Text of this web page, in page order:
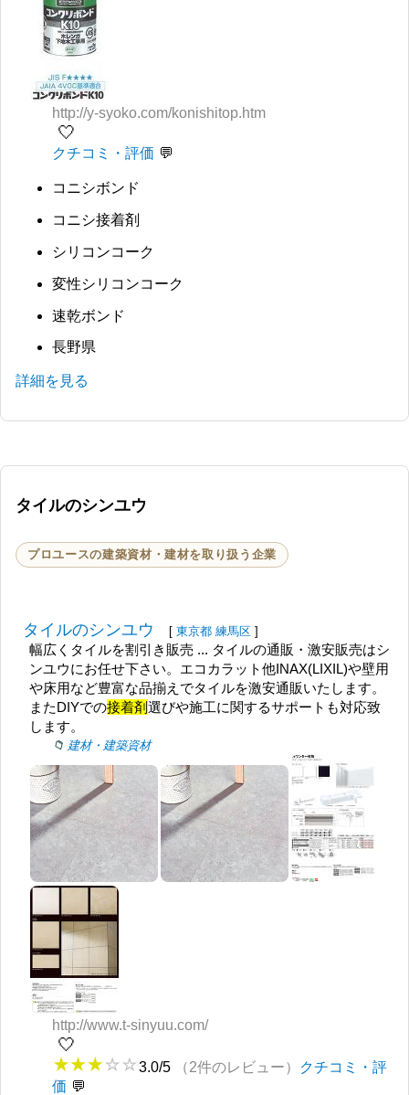
http://y-syoko.com/konishitop.htm
🤍
クチコミ・評価
コニシボンド
コニシ接着剤
シリコンコーク
変性シリコンコーク
速乾ボンド
長野県
詳細を見る
タイルのシンユウ
プロユースの建築資材・建材を取り扱う企業
タイルのシンユウ [ 東京都 練馬区 ]
幅広くタイルを割引き販売 ... タイルの通販・激安販売はシ
ンユウにお任せ下さい。エコカラット他INAX(LIXIL)や壁用
や床用など豊富な品揃えでタイルを激安通販いたします。
またDIYでの接着剤選びや施工に関するサポートも対応致
します。
建材・建築資材
http://www.t-sinyuu.com/
🤍
3.0/5 （2件のレビュー）
クチコミ・評
価